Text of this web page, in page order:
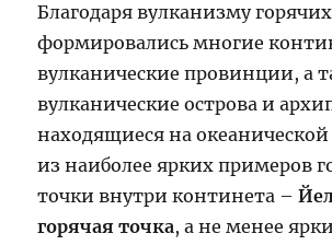
Благодаря вулканизму
формировались многие
вулканические провинции, а
вулканические острова и
находящиеся на
из наиболее ярких примеров
точки внутри континета –
горячая точка, а не менее